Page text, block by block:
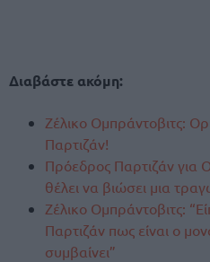
Διαβάστε ακόμη:
Ζέλικο Ομπράντοβιτς:
Παρτιζάν!
Πρόεδρος Παρτιζάν για
θέλει να βιώσει μια
Ζέλικο Ομπράντοβιτς:
Παρτιζάν πως είναι ο
συμβαίνει”